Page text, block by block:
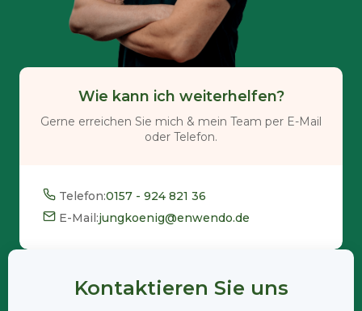
Wie kann ich weiterhelfen?
Gerne erreichen Sie mich & mein Team per E-Mail
oder Telefon.
Telefon:0157 - 924 821 36
E-Mail:jungkoenig@enwendo.de
Kontaktieren Sie uns